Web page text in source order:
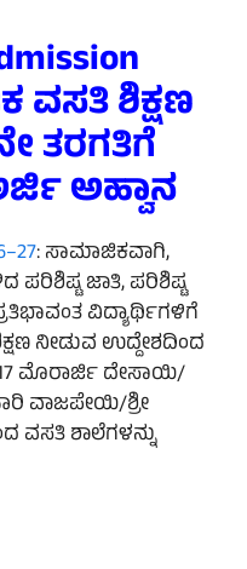
ವಸತಿ ಶಿಕ್ಷಣ
ತರಗತಿಗೆ
ಅಹ್ವಾನ
: ಸಾಮಾಜಿಕವಾಗಿ,
ಪರಿಶಿಷ್ಟ ಜಾತಿ, ಪರಿಶಿಷ್ಟ
ವಿದ್ಯಾರ್ಥಿಗಳಿಗೆ
ನೀಡುವ ಉದ್ದೇಶದಿಂದ
ಮೊರಾರ್ಜಿ ದೇಸಾಯಿ/
ವಾಜಪೇಯಿ/ಶ್ರೀ
ವಸತಿ ಶಾಲೆಗಳನ್ನು